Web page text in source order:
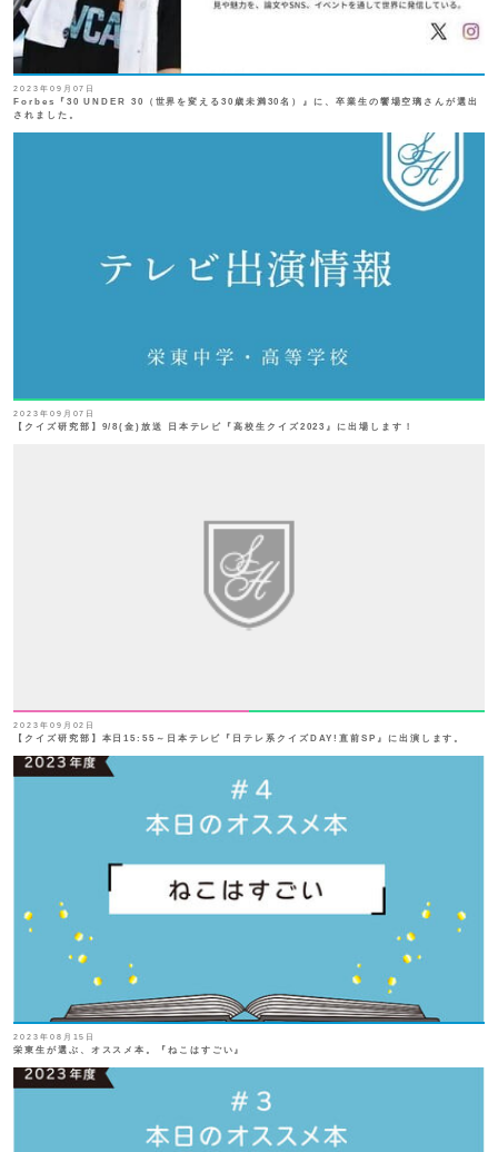
2023年09月07日
Forbes『30 UNDER 30（世界を変える30歳未満30名）』に、卒業生の饗場空璃さんが選出
されました。
2023年09月07日
【クイズ研究部】9/8(金)放送 日本テレビ『高校生クイズ2023』に出場します！
2023年09月02日
【クイズ研究部】本日15:55～日本テレビ『日テレ系クイズDAY!直前SP』に出演します。
2023年08月15日
栄東生が選ぶ、オススメ本。『ねこはすごい』